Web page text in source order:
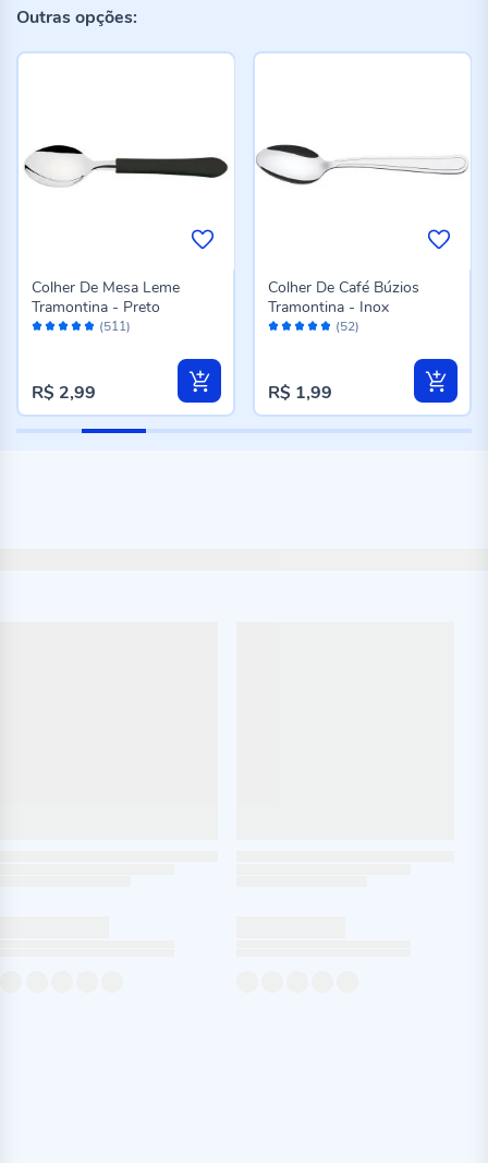
Outras opções:
Avaliação: (511)
Colher De Mesa Leme
Tramontina - Preto
R$ 2,99
Avaliação: (52)
Colher De Café Búzios
Tramontina - Inox
R$ 1,99